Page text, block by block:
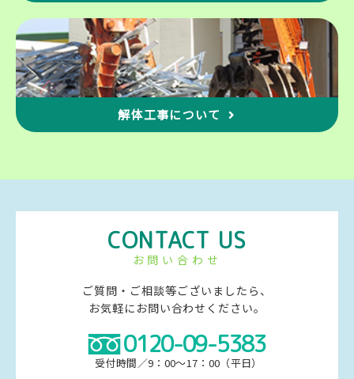
解体工事について
CONTACT US
お問い合わせ
ご質問・ご相談等ございましたら、
お気軽にお問い合わせください。
0120-09-5383
受付時間／9：00～17：00（平日）